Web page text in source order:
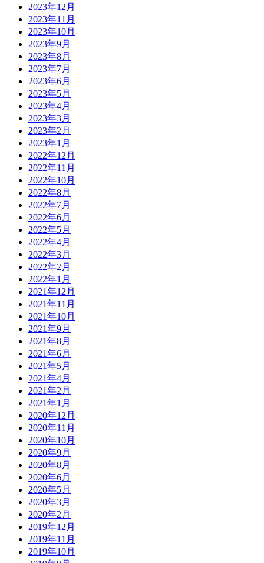
2023年12月
2023年11月
2023年10月
2023年9月
2023年8月
2023年7月
2023年6月
2023年5月
2023年4月
2023年3月
2023年2月
2023年1月
2022年12月
2022年11月
2022年10月
2022年8月
2022年7月
2022年6月
2022年5月
2022年4月
2022年3月
2022年2月
2022年1月
2021年12月
2021年11月
2021年10月
2021年9月
2021年8月
2021年6月
2021年5月
2021年4月
2021年2月
2021年1月
2020年12月
2020年11月
2020年10月
2020年9月
2020年8月
2020年6月
2020年5月
2020年3月
2020年2月
2019年12月
2019年11月
2019年10月